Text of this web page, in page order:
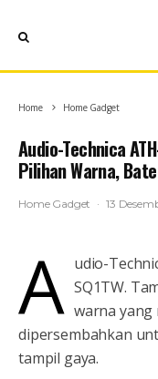
Home Home Gadget
Audio-Technica
Pilihan Warna,
Home Gadget · 13
A udio-
SQ1TW.
warna
dipersembahkan
tampil gaya.